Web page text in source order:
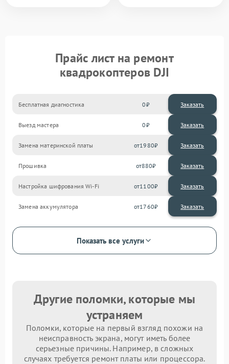
Прайс лист на ремонт
квадрокоптеров DJI
Бесплатная диагностика 0 Заказать
Выезд мастера 0 Заказать
Замена материнской платы 1980
Прошивка 880
Настройка шифрования Wi-Fi 1100
Замена аккумулятора 1760
Показать все услуги
Другие поломки, которые мы
устраняем
Поломки, которые на первый взгляд похожи на
неисправность экрана, могут иметь более
серьезные причины. Например, в сложных
случаях требуется ремонт платы или процессора.